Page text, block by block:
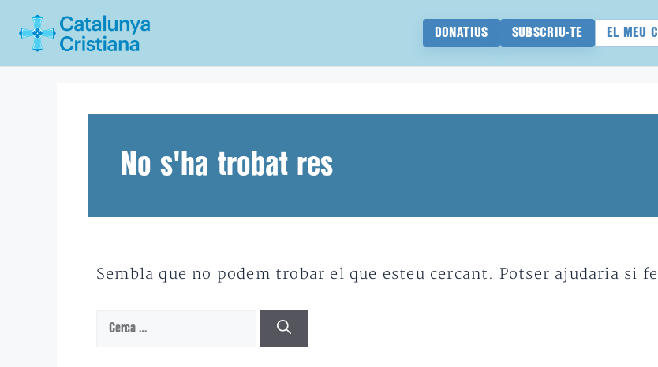
DONATIUS SUBSCRIU-TE EL MEU
No s'ha trobat res
Sembla que no podem trobar el que esteu cercant. Potser ajudaria si
Cerca: